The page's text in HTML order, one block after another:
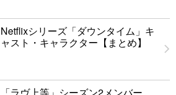
Netflixシリーズ「ダウンタイム」キ
ャスト・キャラクター【まとめ】
「ラヴ上等」シーズン2メンバー